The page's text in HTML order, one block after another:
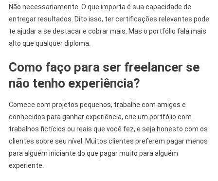
Não necessariamente. O que importa é sua capacidade de
entregar resultados. Dito isso, ter certificações relevantes pode
te ajudar a se destacar e cobrar mais. Mas o portfólio fala mais
alto que qualquer diploma.
Como faço para ser freelancer se
não tenho experiência?
Comece com projetos pequenos, trabalhe com amigos e
conhecidos para ganhar experiência, crie um portfólio com
trabalhos fictícios ou reais que você fez, e seja honesto com os
clientes sobre seu nível. Muitos clientes preferem pagar menos
para alguém iniciante do que pagar muito para alguém
experiente.